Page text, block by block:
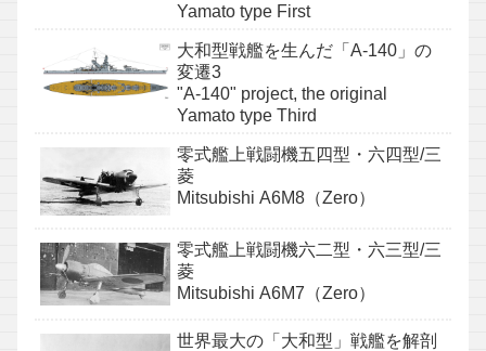
Yamato type First
大和型戦艦を生んだ「A-140」の
変遷3
"A-140" project, the original
Yamato type Third
零式艦上戦闘機五四型・六四型/三
菱
Mitsubishi A6M8（Zero）
零式艦上戦闘機六二型・六三型/三
菱
Mitsubishi A6M7（Zero）
世界最大の「大和型」戦艦を解剖